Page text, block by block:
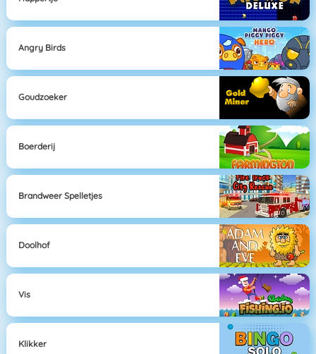
Angry Birds
Goudzoeker
Boerderij
Brandweer Spelletjes
Doolhof
Vis
Klikker